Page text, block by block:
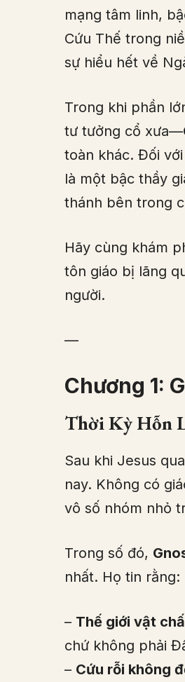
mạng tâm linh,
Cứu Thế trong
sự hiểu hết về
Trong khi phần
tư tưởng cổ xưa—
toàn khác. Đối
là một bậc thầy
thánh bên trong
Hãy cùng khám
tôn giáo bị lãng
người.
—
Chương 1:
Thời Kỳ Hỗn
Sau khi Jesus
nay. Không có
vô số nhóm nhỏ
Trong số đó,
nhất. Họ tin rằng:
– Thế giới vật
chứ không phải
– Cứu rỗi không